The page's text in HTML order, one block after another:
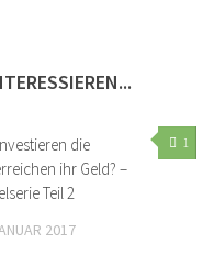
1
die
ihr Geld? –
Teil 2
2017